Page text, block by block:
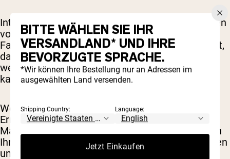
Interessanterweise können bereits geringe Dosen
von Aminosäurendie Autophagieunterdrücken.
Fasten hingegen fördert den Prozess. Wichtig ist,
dass die Autophagie im Gleichgewicht gehalten
werden muss. Zu viel oder zu wenig Autophagie
kann die Muskelgesundheit beeinträchtigen.
Wenn das Fasten jedoch mit einer richtigen
Ernährung kombiniert wird, kann ein gesundes
Maß an Autophagie erreicht werden, sodass sich
Ihre Muskeln nach dem Training gründlich erholen
und regenerieren können.
BITTE WÄHLEN SIE IHR
VERSANDLAND* UND IHRE
BEVORZUGTE SPRACHE.
*Wir können Ihre Bestellung nur an Adressen im
ausgewählten Land versenden.
Shipping Country: Language:
Jetzt Einkaufen